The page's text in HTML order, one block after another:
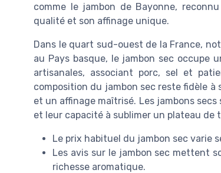
comme le jambon de Bayonne,
qualité et son affinage unique.
Dans le quart sud-ouest de la France,
au Pays basque, le jambon sec occupe
artisanales, associant porc, sel et
composition du jambon sec reste fidèle à
et un affinage maîtrisé. Les jambons
et leur capacité à sublimer un plateau de
Le prix habituel du jambon sec varie
Les avis sur le jambon sec mettent
richesse aromatique.